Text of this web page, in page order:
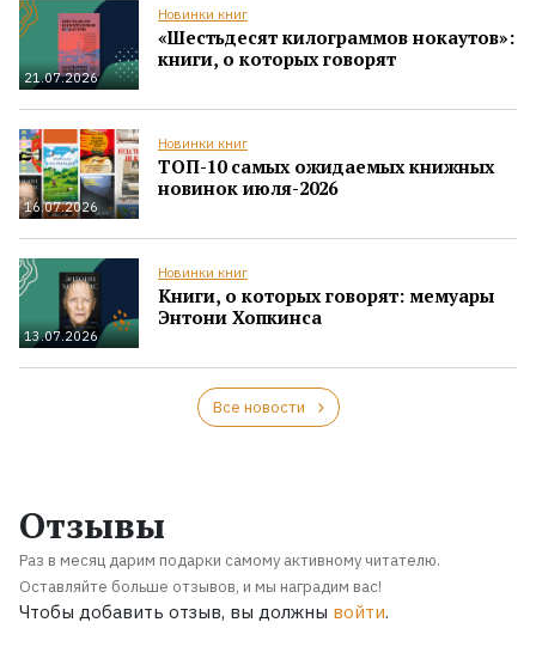
21.07.2026
Новинки книг
«Шестьдесят килограммов нокаутов»:
книги, о которых говорят
16.07.2026
Новинки книг
ТОП-10 самых ожидаемых книжных
новинок июля-2026
13.07.2026
Новинки книг
Книги, о которых говорят: мемуары
Энтони Хопкинса
Все новости
Отзывы
Раз в месяц дарим подарки самому активному читателю.
Оставляйте больше отзывов, и мы наградим вас!
Чтобы добавить отзыв, вы должны войти.